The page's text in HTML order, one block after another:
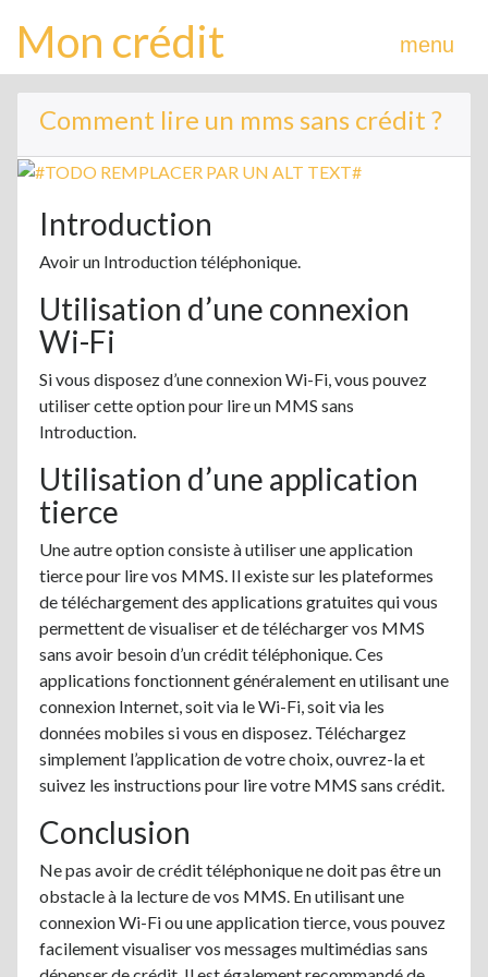
Mon crédit menu
Comment lire un mms sans crédit ?
Introduction
Avoir un Introduction téléphonique.
Utilisation d’une connexion
Wi-Fi
Si vous disposez d’une connexion Wi-Fi, vous pouvez
utiliser cette option pour lire un MMS sans
Introduction.
Utilisation d’une application
tierce
Une autre option consiste à utiliser une application
tierce pour lire vos MMS. Il existe sur les plateformes
de téléchargement des applications gratuites qui vous
permettent de visualiser et de télécharger vos MMS
sans avoir besoin d’un crédit téléphonique. Ces
applications fonctionnent généralement en utilisant une
connexion Internet, soit via le Wi-Fi, soit via les
données mobiles si vous en disposez. Téléchargez
simplement l’application de votre choix, ouvrez-la et
suivez les instructions pour lire votre MMS sans crédit.
Conclusion
Ne pas avoir de crédit téléphonique ne doit pas être un
obstacle à la lecture de vos MMS. En utilisant une
connexion Wi-Fi ou une application tierce, vous pouvez
facilement visualiser vos messages multimédias sans